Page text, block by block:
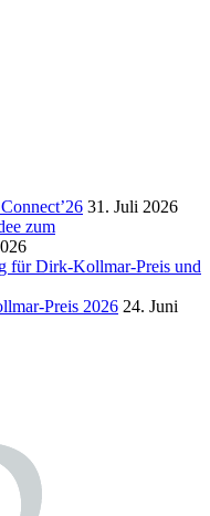
31. Juli 2026
zum
für Dirk-Kollmar-Preis und
Preis 2026 24. Juni